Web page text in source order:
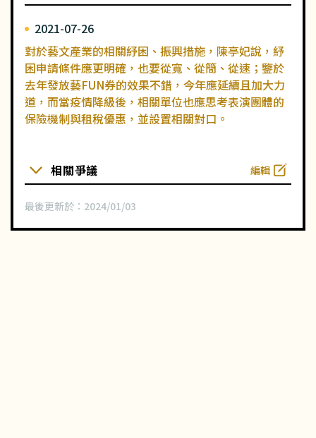
2021-07-26
對於藝文產業的相關紓困、振興措施，陳亭妃說，紓
困申請條件應更明確，也要從寬、從簡、從速；鑒於
去年發放藝FUN券的效果不錯，今年應延續且加大力
道，而當疫情降級後，相關單位也應思考表演團體的
保險機制與租稅優惠，並設置相關對口。
相關爭議 編輯
最後更新於： 2024/01/03